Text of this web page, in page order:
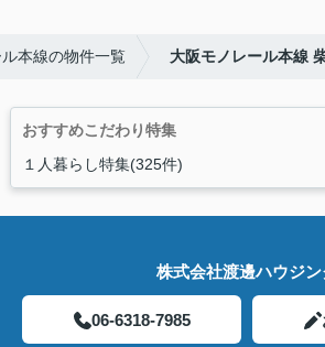
本線の物件一覧 大阪モノレール本線
おすすめこだわり特集
１人暮らし特集(325件)
株式会社渡邊ハウジン
06-6318-7985